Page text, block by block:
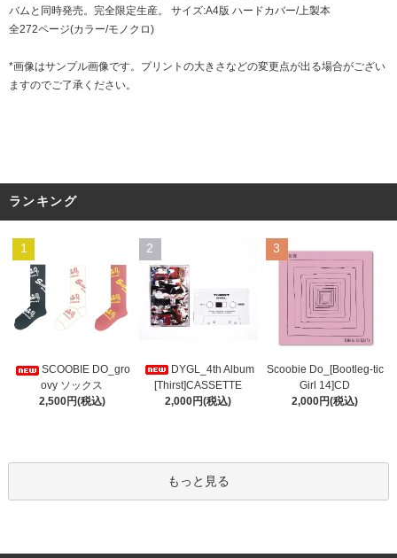
バムと同時発売。完全限定生産。 サイズ:A4版 ハードカバー/上製本
全272ページ(カラー/モノクロ)
*画像はサンプル画像です。プリントの大きさなどの変更点が出る場合がござい
ますのでご了承ください。
ランキング
1
SCOOBIE DO_gro
ovy ソックス
2,500円(税込)
2
DYGL_4th Album
[Thirst]CASSETTE
2,000円(税込)
3
Scoobie Do_[Bootleg-tic
Girl 14]CD
2,000円(税込)
もっと見る